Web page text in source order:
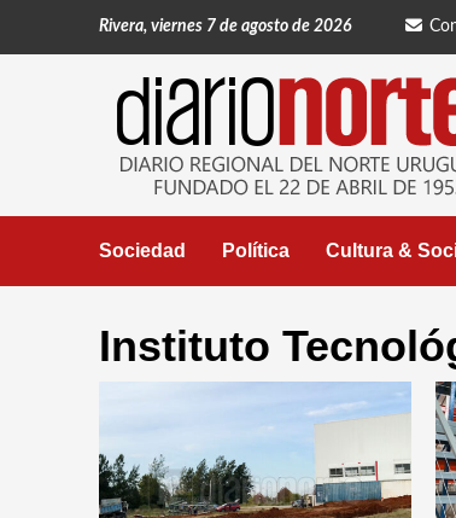
Rivera, viernes 7 de agosto de 2026
Sociedad Política Cultura &
Instituto